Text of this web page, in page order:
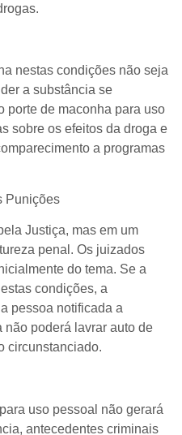
nestas condições não seja
a substância se
porte de maconha para uso
sobre os efeitos da droga e
a programas
Punições
Justiça, mas em um
penal. Os juizados
do tema. Se a
condições, a
pessoa notificada a
não poderá lavrar auto de
circunstanciado.
uso pessoal não gerará
antecedentes criminais